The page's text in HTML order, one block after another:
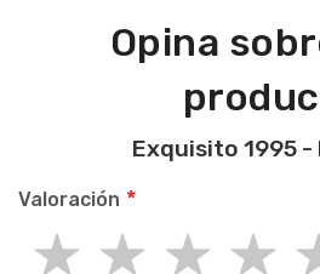
Opina
Exquisito 1995
Valoración